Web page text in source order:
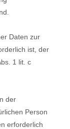
Daten zur
ist, der
1 lit. c
der
Person
erforderlich